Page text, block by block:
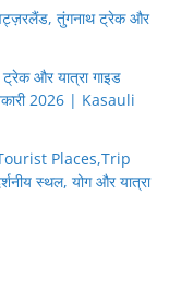
तुंगनाथ ट्रेक और
ट्रेक और यात्रा गाइड
2026 | Kasauli
Places,Trip
स्थल, योग और यात्रा